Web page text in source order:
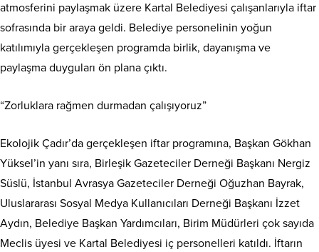
atmosferini paylaşmak üzere Kartal Belediyesi çalışanlarıyla iftar
sofrasında bir araya geldi. Belediye personelinin yoğun
katılımıyla gerçekleşen programda birlik, dayanışma ve
paylaşma duyguları ön plana çıktı.
“Zorluklara rağmen durmadan çalışıyoruz”
Ekolojik Çadır’da gerçekleşen iftar programına, Başkan Gökhan
Yüksel’in yanı sıra, Birleşik Gazeteciler Derneği Başkanı Nergiz
Süslü, İstanbul Avrasya Gazeteciler Derneği Oğuzhan Bayrak,
Uluslararası Sosyal Medya Kullanıcıları Derneği Başkanı İzzet
Aydın, Belediye Başkan Yardımcıları, Birim Müdürleri çok sayıda
Meclis üyesi ve Kartal Belediyesi iç personelleri katıldı. İftarın